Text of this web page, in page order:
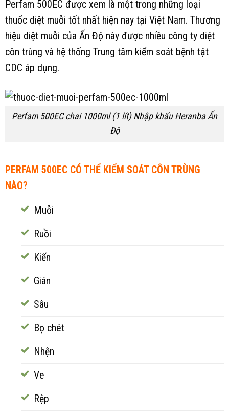
Perfam 500EC được xem là một trong những loại
thuốc diệt muỗi tốt nhất hiện nay tại Việt Nam. Thương
hiệu diệt muỗi của Ấn Độ này được nhiều công ty diệt
côn trùng và hệ thống Trung tâm kiểm soát bệnh tật
CDC áp dụng.
Perfam 500EC chai 1000ml (1 lít) Nhập khẩu Heranba Ấn
Độ
PERFAM 500EC CÓ THỂ KIỂM SOÁT CÔN TRÙNG
NÀO?
Muỗi
Ruồi
Kiến
Gián
Sâu
Bọ chét
Nhện
Ve
Rệp